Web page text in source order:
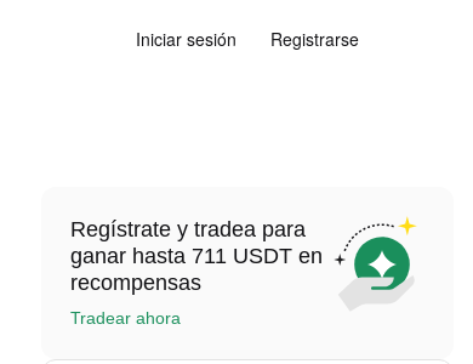
Iniciar sesión Registrarse
Regístrate y tradea para
ganar hasta 711 USDT en
recompensas
Tradear ahora